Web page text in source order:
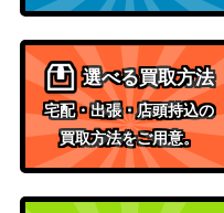
60】
シャイ（SR★★★/パラレ
ル）【UA24BT/SHY-1-05
2】
悪魔ほむら（SR★★★/パ
ラレル）【UA31BT/MMM-
1-036】
選べる買取方法
宅配・出張・店頭持込の
買取方法をご用意。